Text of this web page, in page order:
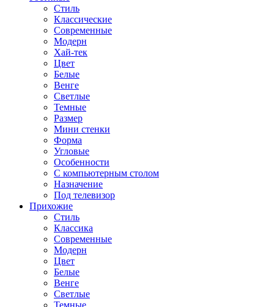
Стиль
Классические
Современные
Модерн
Хай-тек
Цвет
Белые
Венге
Светлые
Темные
Размер
Мини стенки
Форма
Угловые
Особенности
С компьютерным столом
Назначение
Под телевизор
Прихожие
Стиль
Классика
Современные
Модерн
Цвет
Белые
Венге
Светлые
Темные